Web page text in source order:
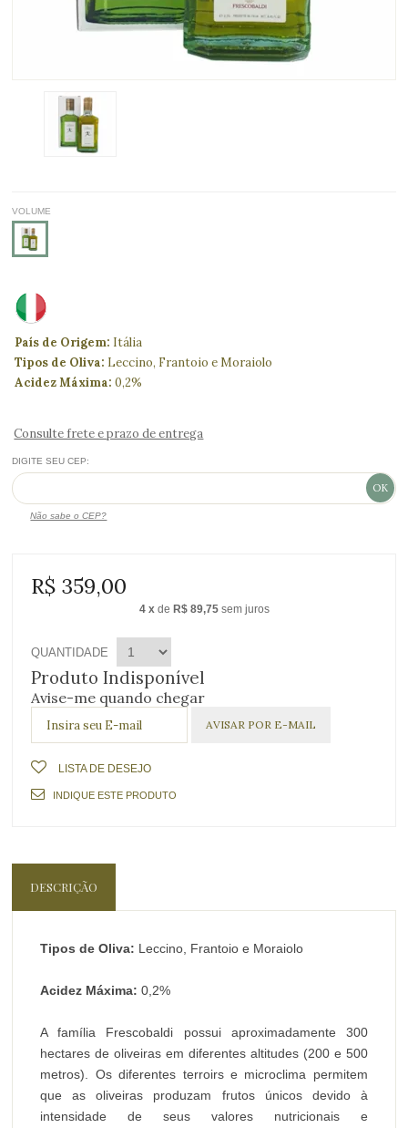
VOLUME
País de Origem: Itália
Tipos de Oliva: Leccino, Frantoio e Moraiolo
Acidez Máxima: 0,2%
Consulte frete e prazo de entrega
DIGITE SEU CEP:
Não sabe o CEP?
R$ 359,00
4 x de R$ 89,75 sem juros
QUANTIDADE
Produto Indisponível
Avise-me quando chegar
LISTA DE DESEJO
INDIQUE ESTE PRODUTO
DESCRIÇÃO
Tipos de Oliva: Leccino, Frantoio e Moraiolo
Acidez Máxima: 0,2%
A família Frescobaldi possui aproximadamente 300
hectares de oliveiras em diferentes altitudes (200 e 500
metros). Os diferentes terroirs e microclima permitem
que as oliveiras produzam frutos únicos devido à
intensidade de seus valores nutricionais e